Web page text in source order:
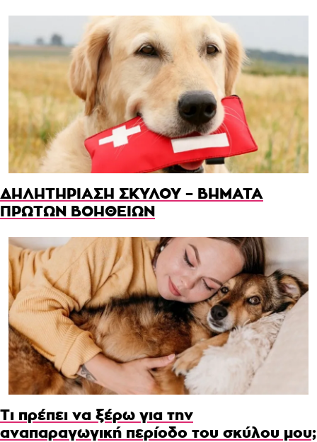
ΔΗΛΗΤΗΡΙΑΣΗ ΣΚΥΛΟΥ – ΒΗΜΑΤΑ
ΠΡΩΤΩΝ ΒΟΗΘΕΙΩΝ
Τι πρέπει να ξέρω για την
αναπαραγωγική περίοδο του σκύλου μου;